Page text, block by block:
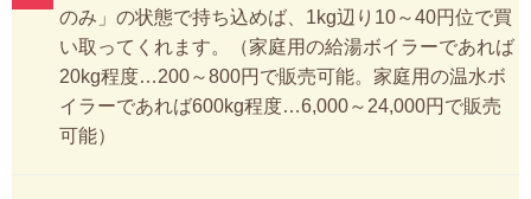
のみ」の状態で持ち込めば、1kg辺り10～40円位で買
い取ってくれます。（家庭用の給湯ボイラーであれば
20kg程度…200～800円で販売可能。家庭用の温水ボ
イラーであれば600kg程度…6,000～24,000円で販売
可能）